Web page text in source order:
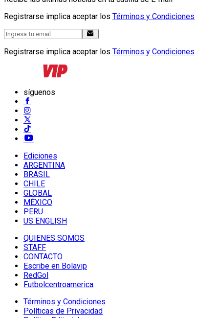
Registrarse implica aceptar los Términos y Condiciones
Registrarse implica aceptar los Términos y Condiciones
síguenos
Ediciones
ARGENTINA
BRASIL
CHILE
GLOBAL
MÉXICO
PERU
US ENGLISH
QUIENES SOMOS
STAFF
CONTACTO
Escribe en Bolavip
RedGol
Futbolcentroamerica
Términos y Condiciones
Políticas de Privacidad